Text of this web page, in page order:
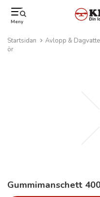
Meny
Startsidan Avlopp &
ör
Gummimanschett